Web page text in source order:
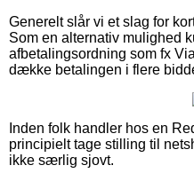
Generelt slår vi et slag for
Som en alternativ mulighed
afbetalingsordning som fx
dække betalingen i flere
Inden folk handler hos en
principielt tage stilling til
ikke særlig sjovt.